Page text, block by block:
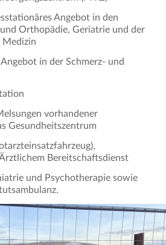
Angebot in den
Orthopädie, Geriatrie und der
Medizin
in der Schmerz- und
vorhandener
Gesundheitszentrum
Bereitschaftsdienst
und Psychotherapie sowie